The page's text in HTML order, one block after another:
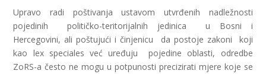
Upravo radi poštivanja ustavom utvrđenih nadležnosti
pojedinih političko-teritorijalnih jedinica u Bosni i
Hercegovini, ali poštujući i činjenicu da postoje zakoni koji
kao lex speciales već uređuju pojedine oblasti, odredbe
ZoRS-a često ne mogu u potpunosti precizirati mjere koje se